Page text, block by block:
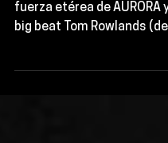
TOMORA, el dúo de
fuerza etérea de AURORA
Brothers), acaba de liberar